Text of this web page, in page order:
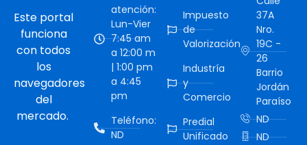
Este portal
funciona
con todos
los
navegadores
del
mercado.
atención:
Lun-Vier
7:45 am
a 12:00 m
| 1:00 pm
a 4:45
pm
Teléfono:
ND
Impuesto
de
Valorización
Industría
y
Comercio
Predial
Unificado
37A
Nro.
19C -
26
Barrio
Jordán
Paraíso
ND
ND